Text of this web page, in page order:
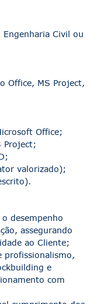
Engenharia Civil ou
Office, MS Project,
Office;
Project;
valorizado);
desempenho
assegurando
ao Cliente;
profissionalismo,
e
com